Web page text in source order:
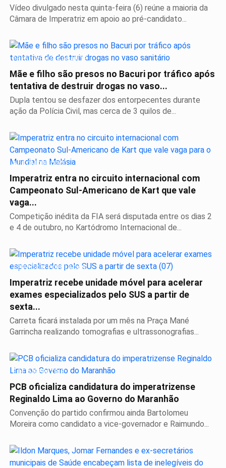
Vídeo divulgado nesta quinta-feira (6) reúne a maioria da
Câmara de Imperatriz em apoio ao pré-candidato...
PRESOS EM FLAGRANTE
Mãe e filho são presos no Bacuri por tráfico após
tentativa de destruir drogas no vaso...
Dupla tentou se desfazer dos entorpecentes durante
ação da Polícia Civil, mas cerca de 3 quilos de...
AUTOMOBILISMO
Imperatriz entra no circuito internacional com
Campeonato Sul-Americano de Kart que vale
vaga...
Competição inédita da FIA será disputada entre os dias 2
e 4 de outubro, no Kartódromo Internacional de...
SERVIÇO A POPULAÇÃO
Imperatriz recebe unidade móvel para acelerar
exames especializados pelo SUS a partir de
sexta...
Carreta ficará instalada por um mês na Praça Mané
Garrincha realizando tomografias e ultrassonografias...
É DE IMPERATRIZ
PCB oficializa candidatura do imperatrizense
Reginaldo Lima ao Governo do Maranhão
Convenção do partido confirmou ainda Bartolomeu
Moreira como candidato a vice-governador e Raimundo...